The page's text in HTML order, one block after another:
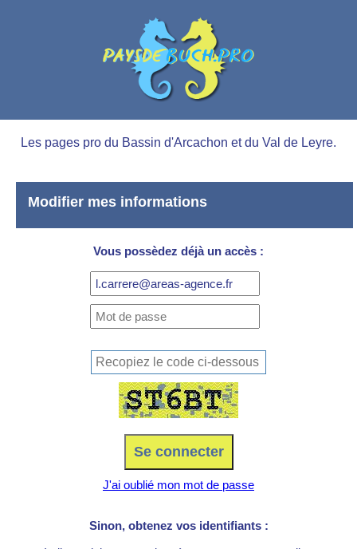
Les pages pro du Bassin d'Arcachon et du Val de Leyre.
Modifier mes informations
Vous possèdez déjà un accès :
J'ai oublié mon mot de passe
Sinon, obtenez vos identifiants :